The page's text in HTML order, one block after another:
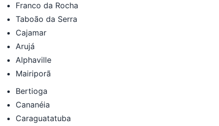
Franco da Rocha
Taboão da Serra
Cajamar
Arujá
Alphaville
Mairiporã
Bertioga
Cananéia
Caraguatatuba